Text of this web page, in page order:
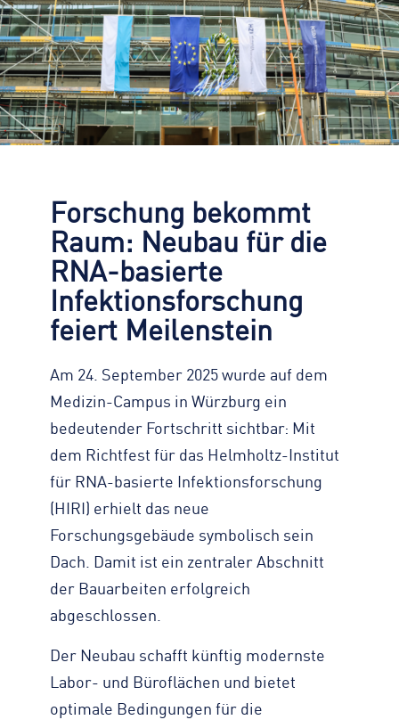
Straßenreinigung
Turmdrehkran
Baumaschinen
Containerservice
Begleitfahrzeug
Zahlen, Daten, Fakten
Standorte
Geschichte
Engagement
Zertifizierungen & Partner
KONTAKT
Impressum
Datenschutz
Barrierefreiheit
Transparenz
Kontaktformular
Forschung bekommt
Raum: Neubau für die
RNA-basierte
Infektionsforschung
feiert Meilenstein
Am 24. September 2025 wurde auf dem
Medizin-Campus in Würzburg ein
bedeutender Fortschritt sichtbar: Mit
dem Richtfest für das Helmholtz-Institut
für RNA-basierte Infektionsforschung
(HIRI) erhielt das neue
Forschungsgebäude symbolisch sein
Dach. Damit ist ein zentraler Abschnitt
der Bauarbeiten erfolgreich
abgeschlossen.
Der Neubau schafft künftig modernste
Labor- und Büroflächen und bietet
optimale Bedingungen für die